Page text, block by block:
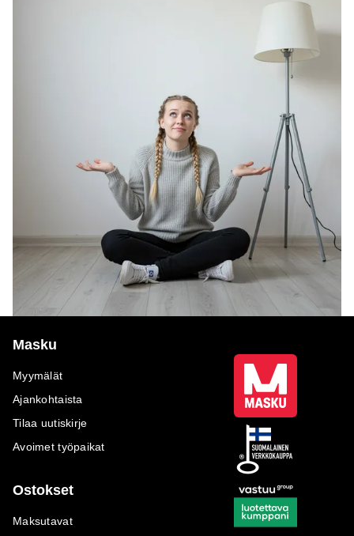
Masku
Myymälät
Ajankohtaista
Tilaa uutiskirje
Avoimet työpaikat
Ostokset
Maksutavat